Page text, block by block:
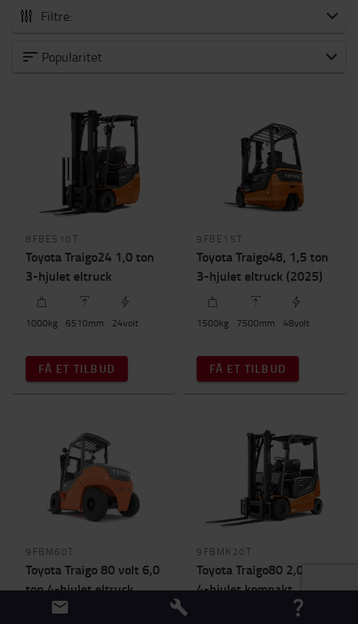
Filtre:
Alle elektriske gaffeltruck
2000 til 5000 kg
6000 til 8000 kg
Hvilken anvendelse?
Produktion
(34)
Udendørs(23)
Smalgang(3)
Kapacitet
1000kg 8000kg
Løftehøjde (mm)
Antal hjul
(11)
4(23)
Byggehøjde
2900mm
Popularitet
8FBES10T
Toyota Traigo24 1,0 ton
3-hjulet eltruck
1000kg 6510mm 24volt
FÅ ET TILBUD
9FBE15T
Toyota Traigo48, 1,5 ton
3-hjulet eltruck (2025)
1500kg 7500mm 48volt
FÅ ET TILBUD
9FBM60T
Toyota Traigo 80 volt 6,0
ton 4-hjulet eltruck
9FBMK20T
Toyota Traigo80 2,0 ton
4-hjulet kompakt